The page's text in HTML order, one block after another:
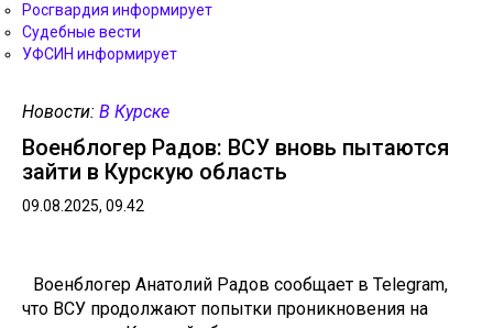
Росгвардия информирует
Судебные вести
УФСИН информирует
Новости: В Курске
Военблогер Радов: ВСУ вновь пытаются
зайти в Курскую область
09.08.2025, 09.42
Военблогер Анатолий Радов сообщает в Telegram,
что ВСУ продолжают попытки проникновения на